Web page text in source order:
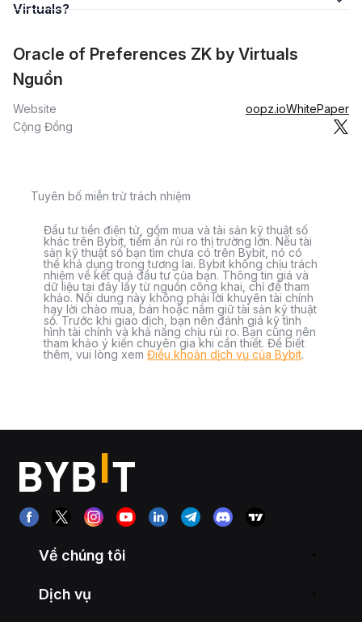
Virtuals?
Oracle of Preferences ZK by Virtuals
Nguồn
Website oopz.ioWhitePaper
Cộng Đồng
Tuyên bố miễn trừ trách nhiệm
Đầu tư tiền điện tử, gồm mua và tài sản kỹ thuật số
khác trên Bybit, tiềm ẩn rủi ro thị trường lớn. Nếu tài
sản kỹ thuật số bạn tìm chưa có trên Bybit, nó có
thể khả dụng trong tương lai. Bybit không chịu trách
nhiệm về kết quả đầu tư của bạn. Thông tin giá và
dữ liệu tại đây lấy từ nguồn công khai, chỉ để tham
khảo. Nội dung này không phải lời khuyên tài chính
hay lời chào mua, bán hoặc nắm giữ tài sản kỹ thuật
số. Trước khi giao dịch, bạn nên đánh giá kỹ tình
hình tài chính và khả năng chịu rủi ro. Bạn cũng nên
tham khảo ý kiến chuyên gia khi cần thiết. Để biết
thêm, vui lòng xem Điều khoản dịch vụ của Bybit.
Về chúng tôi
Dịch vụ